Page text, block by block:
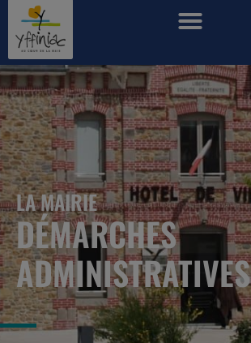
LA MAIRIE
DÉMARCHES
ADMINISTRATIVES